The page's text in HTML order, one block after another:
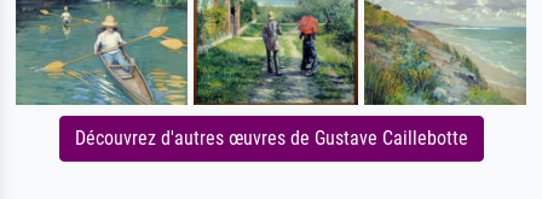
Découvrez d'autres œuvres de Gustave Caillebotte